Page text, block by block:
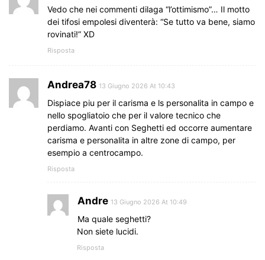
Vedo che nei commenti dilaga “l’ottimismo”… Il motto
dei tifosi empolesi diventerà: “Se tutto va bene, siamo
rovinati!” XD
Risposta
Andrea78 13 Giugno 2026 At 10:43
Dispiace piu per il carisma e ls personalita in campo e
nello spogliatoio che per il valore tecnico che
perdiamo. Avanti con Seghetti ed occorre aumentare
carisma e personalita in altre zone di campo, per
esempio a centrocampo.
Risposta
Andre 13 Giugno 2026 At 10:49
Ma quale seghetti?
Non siete lucidi.
Risposta